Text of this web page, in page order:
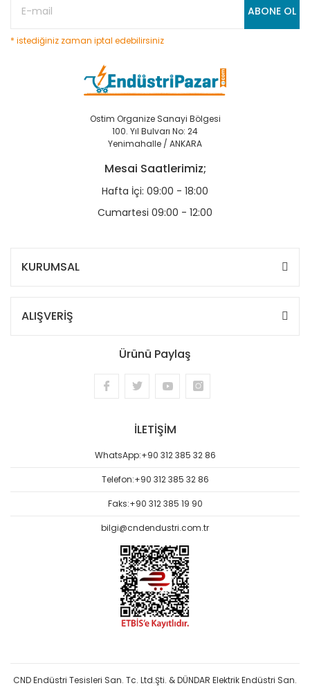
ABONE OL
* istediğiniz zaman iptal edebilirsiniz
Ostim Organize Sanayi Bölgesi
100. Yıl Bulvarı No: 24
Yenimahalle / ANKARA
Mesai Saatlerimiz;
Hafta İçi: 09:00 - 18:00
Cumartesi 09:00 - 12:00
KURUMSAL
ALIŞVERİŞ
Ürünü Paylaş
İLETİŞİM
WhatsApp:+90 312 385 32 86
Telefon:+90 312 385 32 86
Faks:+90 312 385 19 90
bilgi@cndendustri.com.tr
CND Endüstri Tesisleri San. Tc. Ltd.Şti. & DÜNDAR Elektrik Endüstri San.